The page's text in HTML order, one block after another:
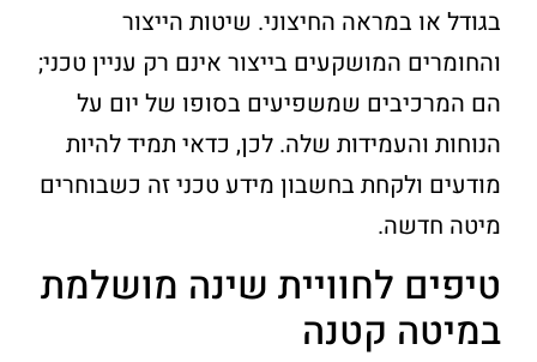
בגודל או במראה החיצוני. שיטות הייצור
והחומרים המושקעים בייצור אינם רק עניין טכני;
הם המרכיבים שמשפיעים בסופו של יום על
הנוחות והעמידות שלה. לכן, כדאי תמיד להיות
מודעים ולקחת בחשבון מידע טכני זה כשבוחרים
מיטה חדשה.
טיפים לחוויית שינה מושלמת
במיטה קטנה